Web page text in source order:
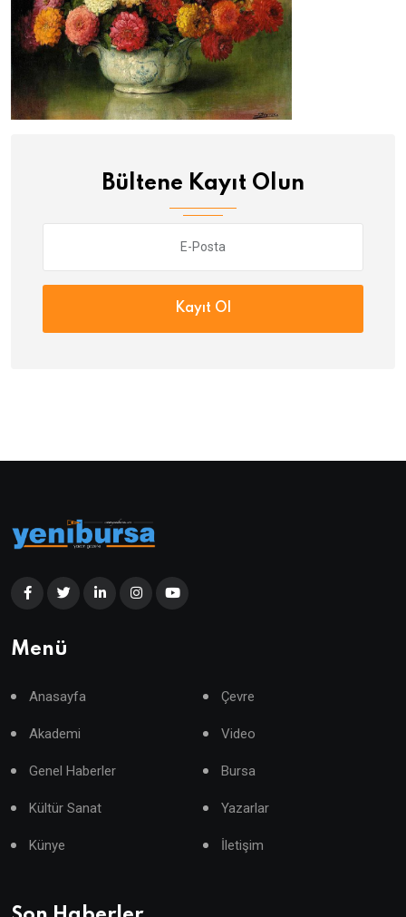
Bültene Kayıt Olun
Kayıt Ol
Menü
Anasayfa Çevre
Akademi Video
Genel Haberler Bursa
Kültür Sanat Yazarlar
Künye İletişim